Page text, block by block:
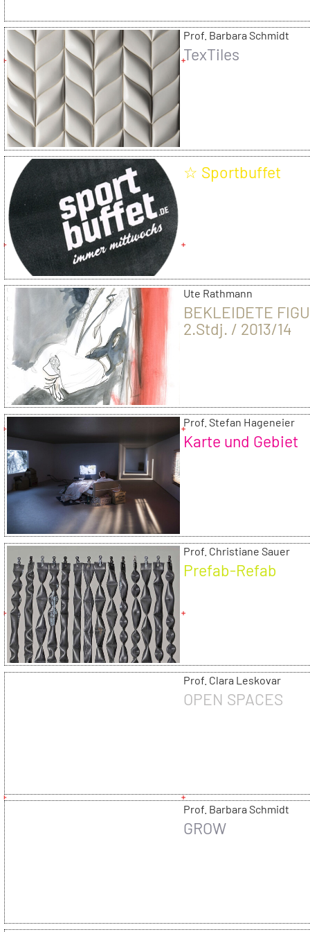
Prof. Barbara Schmidt
TexTiles
☆ Sportbuffet
Ute Rathmann
BEKLEIDETE
2.Stdj. / 2013/14
Prof. Stefan Hageneier
Karte und Gebiet
Prof. Christiane Sauer
Prefab-Refab
Prof. Clara Leskovar
OPEN SPACES
Prof. Barbara Schmidt
GROW